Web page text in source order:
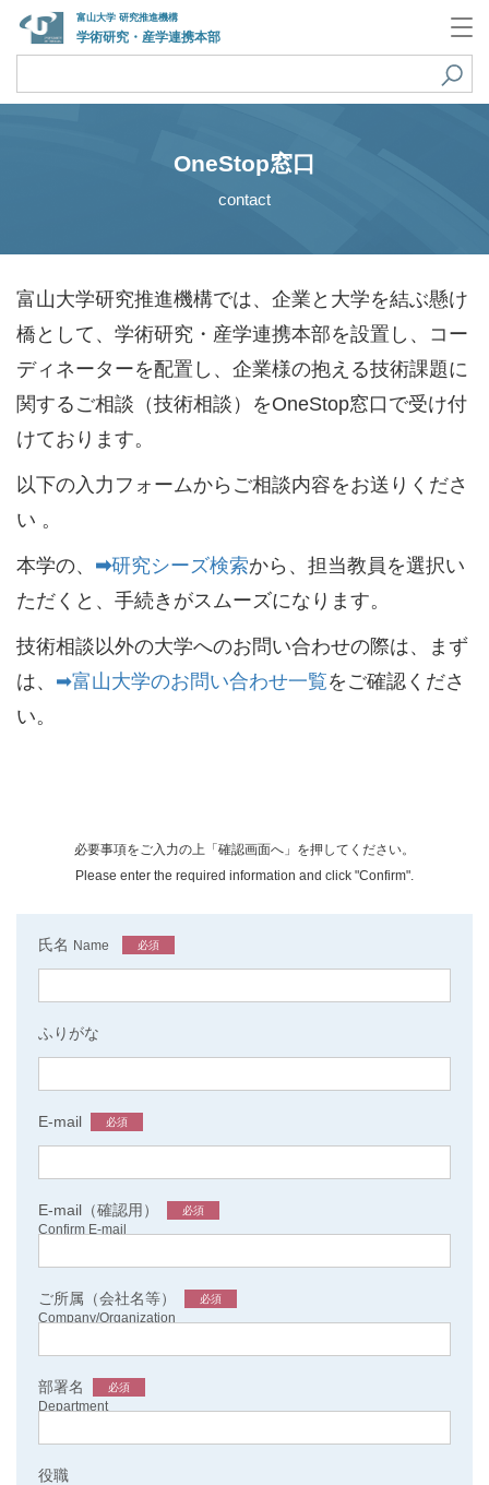
富山大学 研究推進機構
学術研究・産学連携本部
OneStop窓口
contact
富山大学研究推進機構では、企業と大学を結ぶ懸け
橋として、学術研究・産学連携本部を設置し、コー
ディネーターを配置し、企業様の抱える技術課題に
関するご相談（技術相談）をOneStop窓口で受け付
けております。
以下の入力フォームからご相談内容をお送りくださ
い 。
本学の、 ➡研究シーズ検索から、担当教員を選択い
ただくと、手続きがスムーズになります。
技術相談以外の大学へのお問い合わせの際は、まず
は、 ➡富山大学のお問い合わせ一覧をご確認くださ
い。
必要事項をご入力の上「確認画面へ」を押してください。
Please enter the required information and click "Confirm".
氏名 Name 必須
ふりがな
E-mail 必須
E-mail（確認用） 必須
Confirm E-mail
ご所属（会社名等） 必須
Company/Organization
部署名 必須
Department
役職